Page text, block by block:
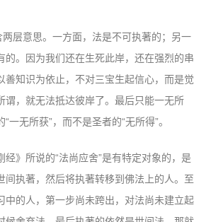
两层意思。一方面，法是不可执著的；另一
的。因为我们还在生死此岸，还在强烈的串
善知识为依止，不对三宝生起信心，而是觉
谓，就无法抵达彼岸了。最后只能一无所
一无所获”， 而不是圣者的“无所得”。
经》所说的“法尚应舍”是有特定对象的，是
间执著，然后将执著转移到佛法上的人。至
中的人，第一步尚未跨出，对法尚未建立起